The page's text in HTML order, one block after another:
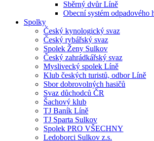
Sběrný dvůr Líně
Obecní systém odpadového
Spolky
Český kynologický svaz
Český rybářský svaz
Spolek Ženy Sulkov
Český zahrádkářský svaz
Myslivecký spolek Líně
Klub českých turistů, odbor Líně
Sbor dobrovolných hasičů
Svaz důchodců ČR
Šachový klub
TJ Baník Líně
TJ Sparta Sulkov
Spolek PRO VŠECHNY
Ledoborci Sulkov z.s.